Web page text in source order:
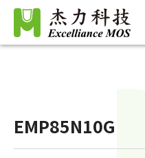
EMP85N10G